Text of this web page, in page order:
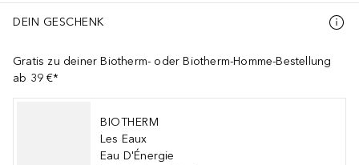
DEIN GESCHENK
Gratis zu deiner Biotherm- oder Biotherm-Homme-Bestellung
ab 39 €*
BIOTHERM
Les Eaux
Eau D'Énergie